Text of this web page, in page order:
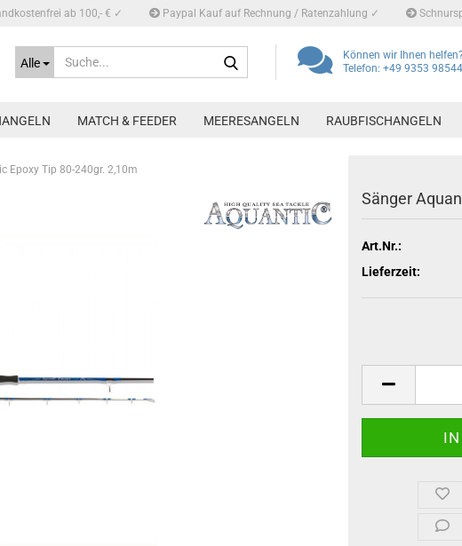
ab 100,- € ✓ Paypal Kauf auf Rechnung / Ratenzahlung ✓
Alle
Können wir Ihnen
Telefon: +49 9353
MATCH & FEEDER MEERESANGELN RAUBFISCHANGELN
Epoxy Tip 80-240gr. 2,10m
Sänger
Art.Nr.:
Lieferzeit: